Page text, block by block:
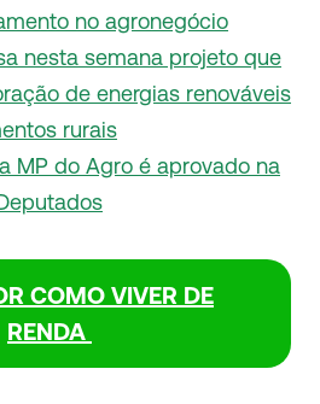
no agronegócio
nesta semana projeto que
de energias renováveis
rurais
MP do Agro é aprovado na
COMO VIVER DE
RENDA